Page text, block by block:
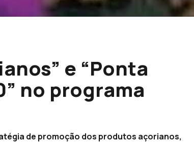
e “Ponta
no programa
de promoção dos produtos açorianos,